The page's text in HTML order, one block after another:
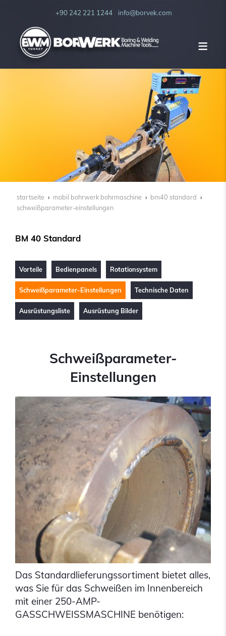
+90 242 221 1244 info@borvek.com
startseite mobil bohrwerk bohrmaschine
bm40 standard
schweißparameter-einstellungen
BM 40 Standard
Vorteile Bedienpanels Rotationsystem
Schweißparameter-Einstellungen Technische Daten
Ausrüstungsliste Ausrüstung Bilder
Schweißparameter-
Einstellungen
Das Standardlieferungssortiment bietet alles,
was Sie für das Schweißen im Innenbereich
mit einer 250-AMP-
GASSCHWEISSMASCHINE benötigen: